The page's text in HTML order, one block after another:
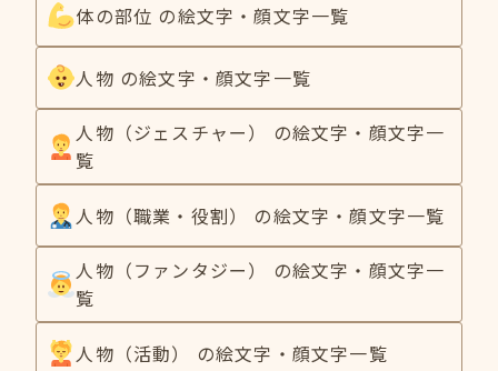
体の部位 の絵文字・顔文字一覧
人物 の絵文字・顔文字一覧
人物（ジェスチャー） の絵文字・顔文字一
覧
人物（職業・役割） の絵文字・顔文字一覧
人物（ファンタジー） の絵文字・顔文字一
覧
人物（活動） の絵文字・顔文字一覧